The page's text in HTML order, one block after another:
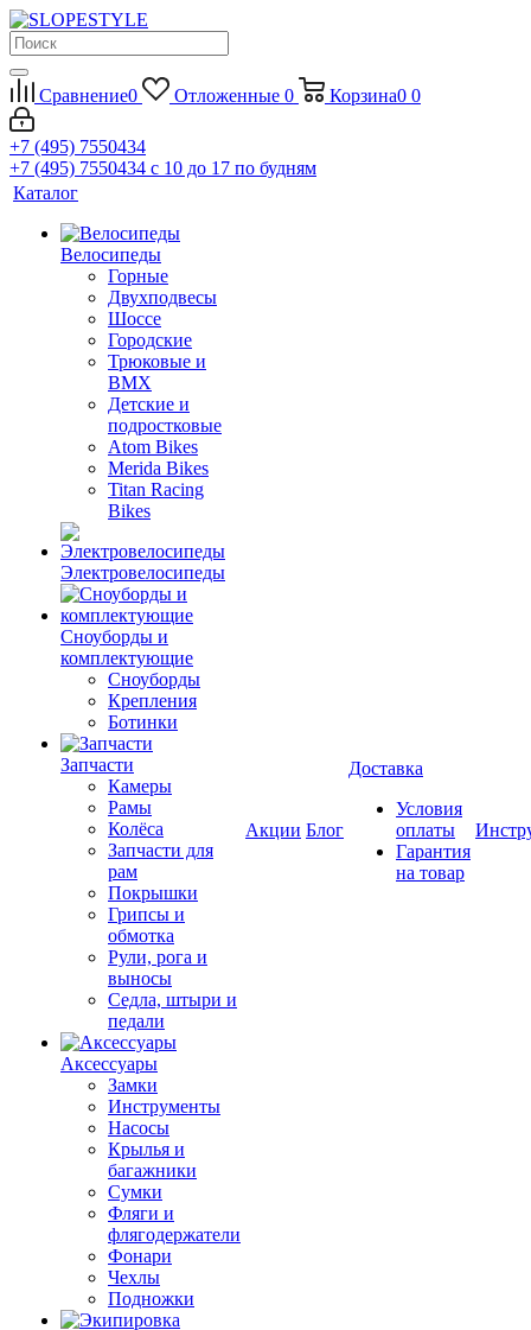
Сравнение0 Отложенные 0 Корзина0 0
+7 (495) 7550434
+7 (495) 7550434 с 10 до 17 по будням
Каталог
Велосипеды
Горные
Двухподвесы
Шоссе
Городские
Трюковые и
BMX
Детские и
подростковые
Atom Bikes
Merida Bikes
Titan Racing
Bikes
Электровелосипеды
Cноуборды и
комплектующие
Сноуборды
Крепления
Ботинки
Запчасти
Камеры
Рамы
Колёса
Запчасти для
рам
Покрышки
Грипсы и
обмотка
Рули, рога и
выносы
Седла, штыри и
педали
Аксессуары
Замки
Инструменты
Насосы
Крылья и
багажники
Сумки
Фляги и
флягодержатели
Фонари
Чехлы
Подножки
Акции Блог
Доставка
Условия
оплаты
Гарантия
на товар